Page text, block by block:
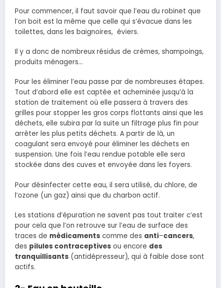
Pour commencer, il faut savoir que l’eau du robinet que
l’on boit est la même que celle qui s’évacue dans les
toilettes, dans les baignoires, éviers.
Il y a donc de nombreux résidus de crèmes, shampoings,
produits ménagers…
Pour les éliminer l’eau passe par de nombreuses étapes.
Tout d’abord elle est captée et acheminée jusqu’à la
station de traitement où elle passera à travers des
grilles pour stopper les gros corps flottants ainsi que les
déchets, elle subira par la suite un filtrage plus fin pour
arrêter les plus petits déchets. A partir de là, un
coagulant sera envoyé pour éliminer les déchets en
suspension. Une fois l’eau rendue potable elle sera
stockée dans des cuves et envoyée dans les foyers.
Pour désinfecter cette eau, il sera utilisé, du chlore, de
l’ozone (un gaz) ainsi que du charbon actif.
Les stations d’épuration ne savent pas tout traiter c’est
pour cela que l’on retrouve sur l’eau de surface des
traces de médicaments comme des anti–cancers,
des pilules contraceptives ou encore des
tranquillisants (antidépresseur), qui à faible dose sont
actifs.